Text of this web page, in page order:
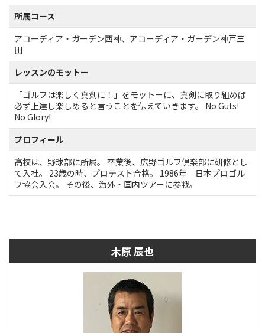
所属コース
アコーディア・ガーデン西神、アコーディア・ガーデン神戸三
田
レッスンのモットー
「ゴルフは楽しく真剣に！」をモットーに、真剣に取り組めば
必ず上達し楽しめると言うことを伝えていきます。 No Guts!
No Glory!
プロフィール
高校は、野球部に所属。 卒業後、広野ゴルフ倶楽部に研修とし
て入社。 23歳の時、プロテスト合格。 1986年 日本プロゴル
フ協会入会。 その後、海外・国内ツアーに参戦。
木原 辰也